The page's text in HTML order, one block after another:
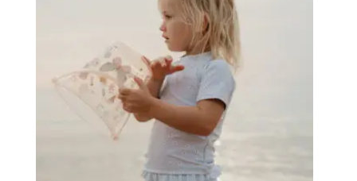
έχει
πολλαπλές
παραλλαγές.
Οι
επιλογές
μπορούν
να
επιλεγούν
στη
σελίδα
του
προϊόντος